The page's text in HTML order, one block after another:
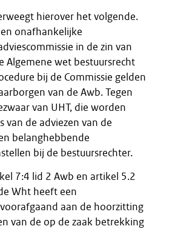
hierover het volgende.
onafhankelijke
in de zin van
Algemene wet bestuursrecht
bij de Commissie gelden
van de Awb. Tegen
van UHT, die worden
van de adviezen van de
belanghebbende
bij de bestuursrechter.
7:4 lid 2 Awb en artikel 5.2
Wht heeft een
aan de hoorzitting
van de op de zaak betrekking